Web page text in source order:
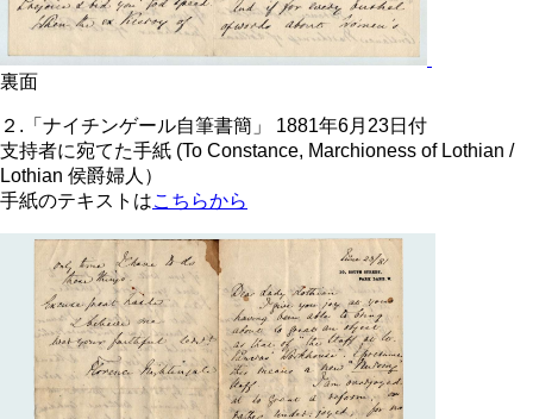
裏面
２.「ナイチンゲール自筆書簡」 1881年6月23日付
支持者に宛てた手紙 (To Constance, Marchioness of Lothian /
Lothian 侯爵婦人）
手紙のテキストはこちらから